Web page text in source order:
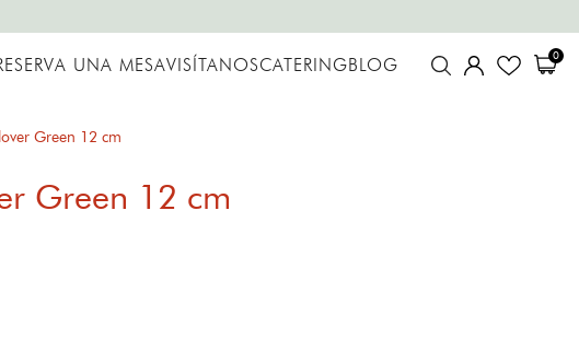
0
UNA MESAVISÍTANOSCATERINGBLOG
Green 12 cm
Green 12 cm